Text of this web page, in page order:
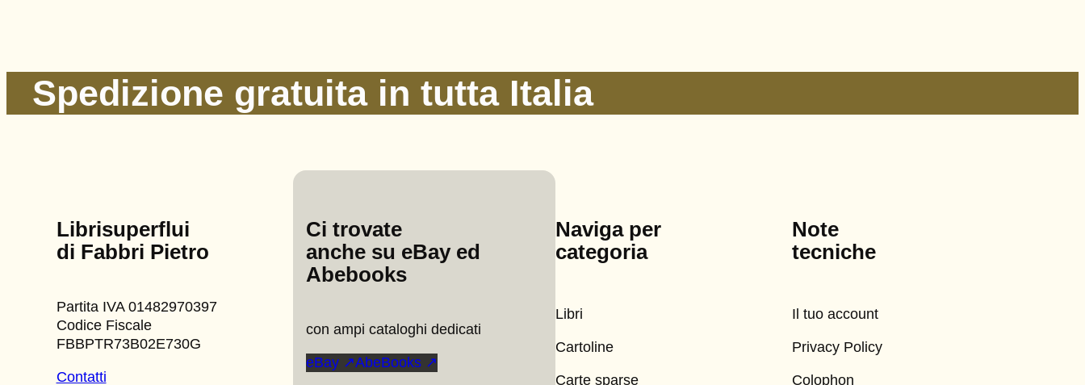
Spedizione gratuita in tutta Italia
Librisuperflui
di Fabbri Pietro
Partita IVA 01482970397
Codice Fiscale
FBBPTR73B02E730G
Contatti
Ci trovate
anche su eBay ed
Abebooks
con ampi cataloghi dedicati
eBay ↗AbeBooks ↗
Naviga per
categoria
Libri
Cartoline
Carte sparse
Note
tecniche
Il tuo account
Privacy Policy
Colophon